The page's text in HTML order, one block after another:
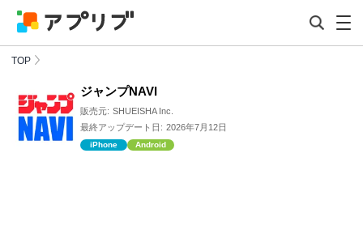
TOP
ジャンプNAVI
販売元: SHUEISHA Inc.
最終アップデート日: 2026年7月12日
iPhone Android